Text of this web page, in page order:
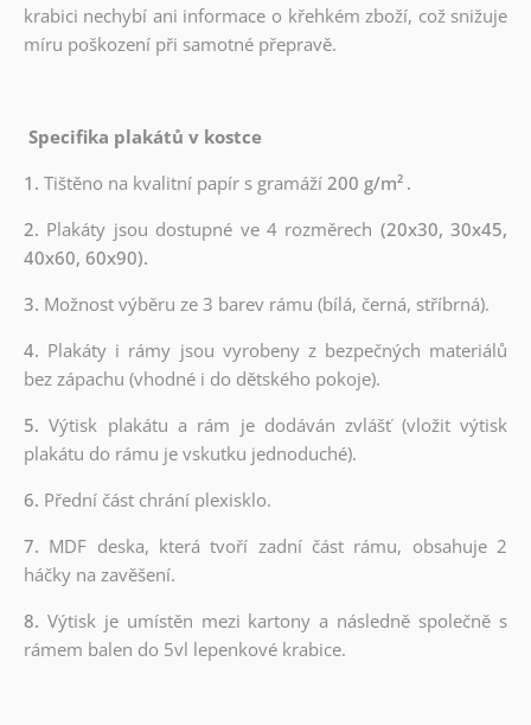
krabici nechybí ani informace o křehkém zboží, což snižuje
míru poškození při samotné přepravě.
Specifika plakátů v kostce
1. Tištěno na kvalitní papír s gramáží200 g/m² .
2. Plakáty jsou dostupné ve 4 rozměrech (20x30, 30x45,
40x60, 60x90).
3. Možnost výběru ze 3 barev rámu (bílá, černá, stříbrná).
4. Plakáty i rámy jsou vyrobeny z bezpečných materiálů
bez zápachu (vhodné i do dětského pokoje).
5.Výtisk plakátu a rám je dodáván zvlášť (vložit výtisk
plakátu do rámu je vskutku jednoduché).
6. Přední část chrání plexisklo.
7. MDF deska, která tvoří zadní část rámu, obsahuje 2
háčky na zavěšení.
8. Výtisk je umístěn mezi kartony a následně společně s
rámem balen do 5vl lepenkové krabice.